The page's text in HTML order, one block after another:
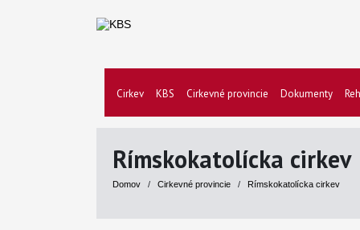
Cirkev KBS Cirkevné provincie Dokumenty
Rímskokatolícka cirkev
Domov / Cirkevné provincie / Rímskokatolícka cirkev